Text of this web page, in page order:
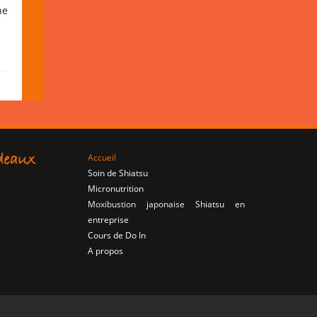
Accueil
Soin de Shiatsu
Micronutrition
Moxibustion japonaise Shiatsu en
entreprise
Cours de Do In
A propos